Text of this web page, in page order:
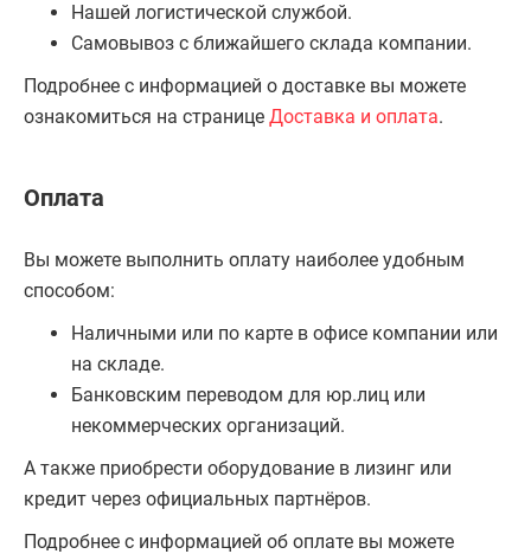
Нашей логистической службой.
Самовывоз с ближайшего склада компании.
Подробнее с информацией о доставке вы можете
ознакомиться на странице Доставка и оплата.
Оплата
Вы можете выполнить оплату наиболее удобным
способом:
Наличными или по карте в офисе компании или
на складе.
Банковским переводом для юр.лиц или
некоммерческих организаций.
А также приобрести оборудование в лизинг или
кредит через официальных партнёров.
Подробнее с информацией об оплате вы можете